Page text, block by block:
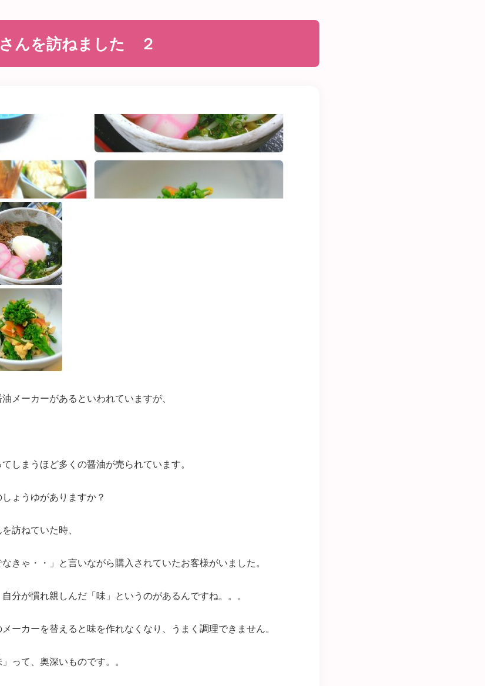
んを訪ねました ２
メーカーがあるといわれていますが、
しまうほど多くの醤油が売られています。
ょうゆがありますか？
訪ねていた時、
きゃ・・」と言いながら購入されていたお客様がいました。
分が慣れ親しんだ「味」というのがあるんですね。。。
ーカーを替えると味を作れなくなり、うまく調理できません。
って、奥深いものです。。